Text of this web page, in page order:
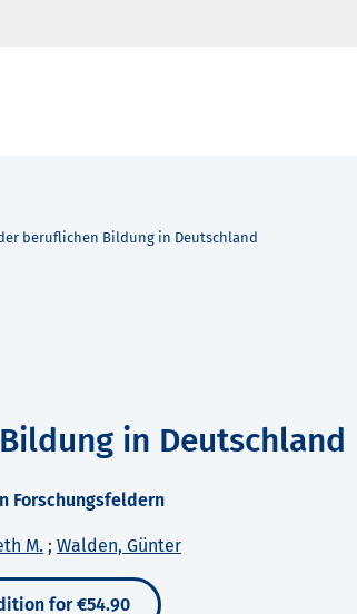
beruflichen Bildung in Deutschland
in Deutschland
Forschungsfeldern
M. ; Walden, Günter
for €54.90